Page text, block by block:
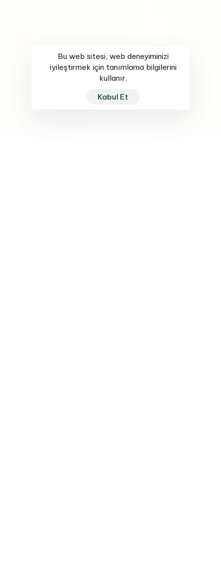
Bu web sitesi, web deneyiminizi
iyileştirmek için tanımlama bilgilerini
kullanır.
Kabul Et